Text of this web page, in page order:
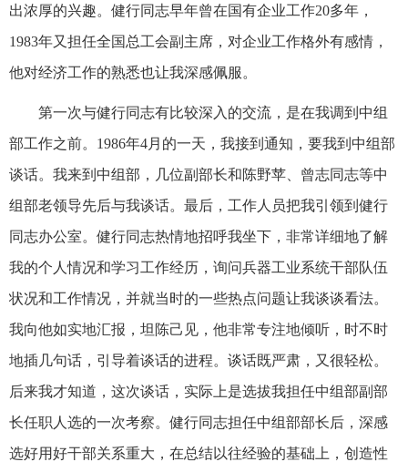
出浓厚的兴趣。健行同志早年曾在国有企业工作20多年，
1983年又担任全国总工会副主席，对企业工作格外有感情，
他对经济工作的熟悉也让我深感佩服。
第一次与健行同志有比较深入的交流，是在我调到中组
部工作之前。1986年4月的一天，我接到通知，要我到中组部
谈话。我来到中组部，几位副部长和陈野苹、曾志同志等中
组部老领导先后与我谈话。最后，工作人员把我引领到健行
同志办公室。健行同志热情地招呼我坐下，非常详细地了解
我的个人情况和学习工作经历，询问兵器工业系统干部队伍
状况和工作情况，并就当时的一些热点问题让我谈谈看法。
我向他如实地汇报，坦陈己见，他非常专注地倾听，时不时
地插几句话，引导着谈话的进程。谈话既严肃，又很轻松。
后来我才知道，这次谈话，实际上是选拔我担任中组部副部
长任职人选的一次考察。健行同志担任中组部部长后，深感
选好用好干部关系重大，在总结以往经验的基础上，创造性